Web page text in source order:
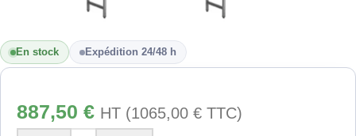
En stock Expédition 24/48 h
887,50 € HT (1065,00 € TTC)